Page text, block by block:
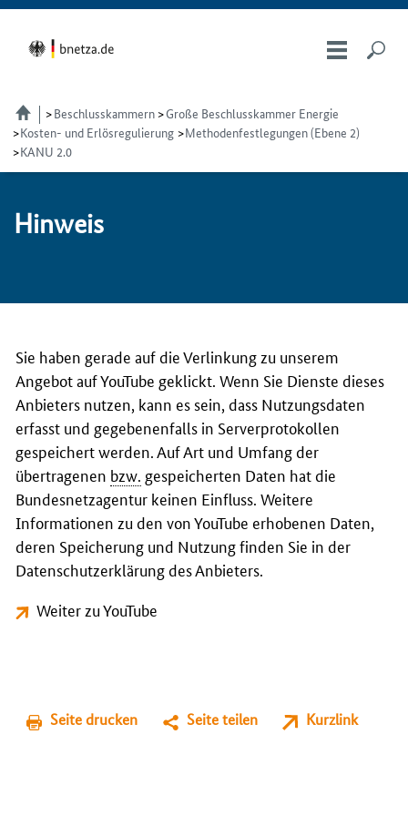
Beschlusskammern
Große Beschlusskammer Energie
Kosten- und Erlösregulierung
Methodenfestlegungen (Ebene 2)
KANU 2.0
Hin­weis
Sie haben gerade auf die Verlinkung zu unserem
Angebot auf YouTube geklickt. Wenn Sie Dienste dieses
Anbieters nutzen, kann es sein, dass Nutzungsdaten
erfasst und gegebenenfalls in Serverprotokollen
gespeichert werden. Auf Art und Umfang der
übertragenen bzw. gespeicherten Daten hat die
Bundesnetzagentur keinen Einfluss. Weitere
Informationen zu den von YouTube erhobenen Daten,
deren Speicherung und Nutzung finden Sie in der
Datenschutzerklärung des Anbieters.
Weiter zu YouTube
Seite drucken Seite teilen Kurzlink